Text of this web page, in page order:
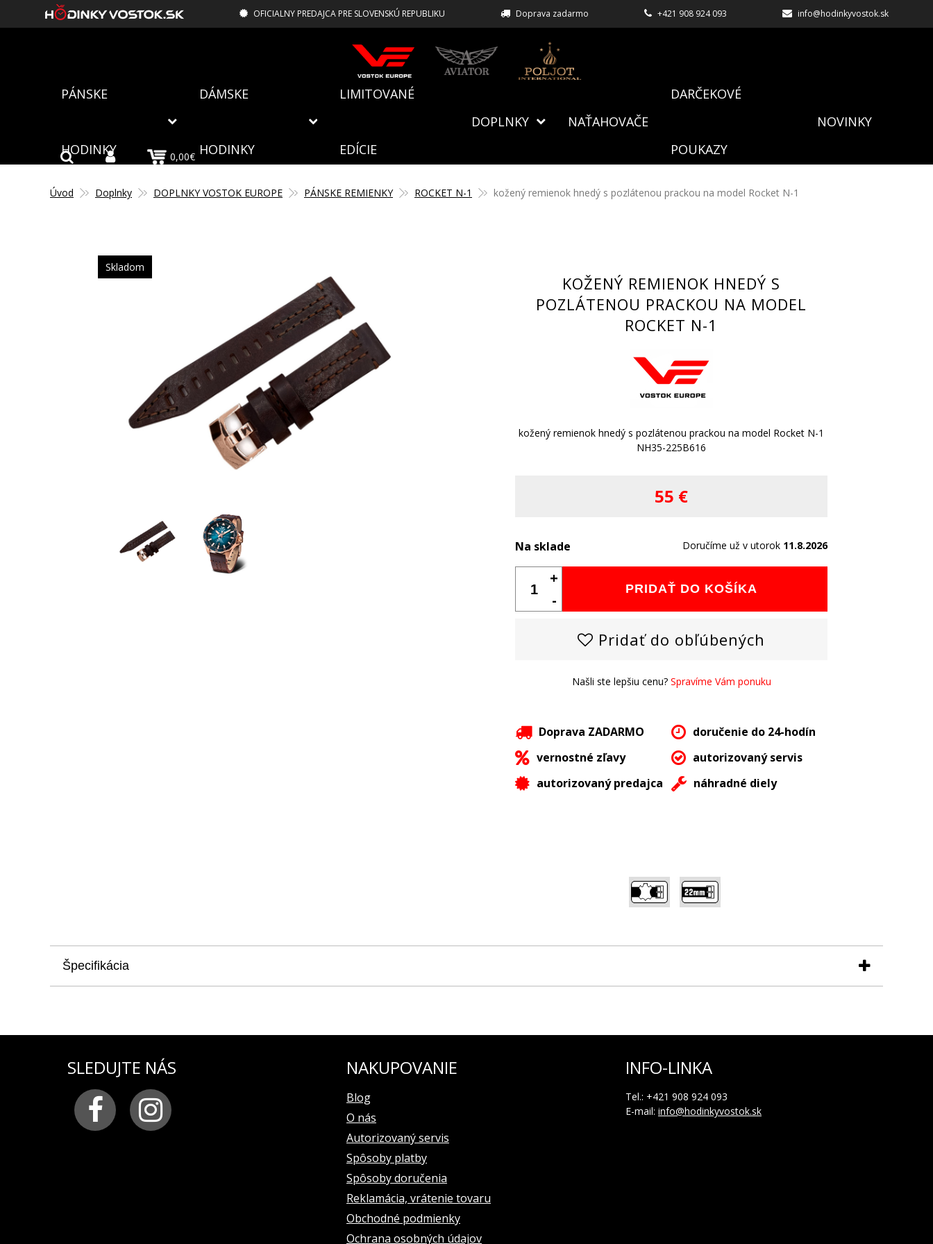
OFICIALNY PREDAJCA PRE SLOVENSKÚ REPUBLIKU Doprava zadarmo +421 908 924 093 info@hodinkyvostok.sk
PÁNSKE
HODINKY
DÁMSKE
HODINKY
LIMITOVANÉ
EDÍCIE
DOPLNKY NAŤAHOVAČE
DARČEKOVÉ
POUKAZY
NOVINKY
0,00€
Úvod Doplnky DOPLNKY VOSTOK EUROPE PÁNSKE REMIENKY ROCKET N-1 kožený remienok hnedý s pozlátenou prackou na model Rocket N-1
Skladom
KOŽENÝ REMIENOK HNEDÝ S
POZLÁTENOU PRACKOU NA MODEL
ROCKET N-1
kožený remienok hnedý s pozlátenou prackou na model Rocket N-1
NH35-225B616
55 €
Na sklade Doručíme už v utorok 11.8.2026
PRIDAŤ DO KOŠÍKA
+
-
Pridať do obľúbených
Našli ste lepšiu cenu? Spravíme Vám ponuku
Doprava ZADARMO
doručenie do 24-hodín
vernostné zľavy
autorizovaný servis
autorizovaný predajca
náhradné diely
Špecifikácia
pracka:masívna pracka z chirurgickej ocele v pozlátenej PVD úprave s logom VOSTOK-EUROPE
SLEDUJTE NÁS NAKUPOVANIE
Blog
O nás
Autorizovaný servis
Spôsoby platby
Spôsoby doručenia
Reklamácia, vrátenie tovaru
Obchodné podmienky
Ochrana osobných údajov
INFO-LINKA
Tel.: +421 908 924 093
E-mail: info@hodinkyvostok.sk